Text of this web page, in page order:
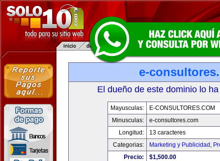
e-
El dueño de este dominio lo
Mayusculas:
E-CONSULTORES.COM
Minusculas:
e-consultores.com
Longitud:
13 caracteres
Categorias:
Marketing y Publicidad ,
Precio:
$1,500.00